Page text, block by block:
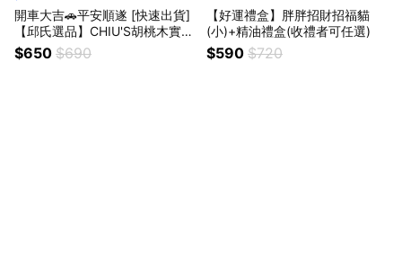
開車大吉🚗平安順遂 [快速出貨]
【邱氏選品】CHIU'S胡桃木實木
車用香氛禮盒｜送禮首選｜生日
禮物｜閨蜜禮｜交換禮物｜質感
$650 $690
【好運禮盒】胖胖招財招福貓
(小)+精油禮盒(收禮者可任選)
$590 $720